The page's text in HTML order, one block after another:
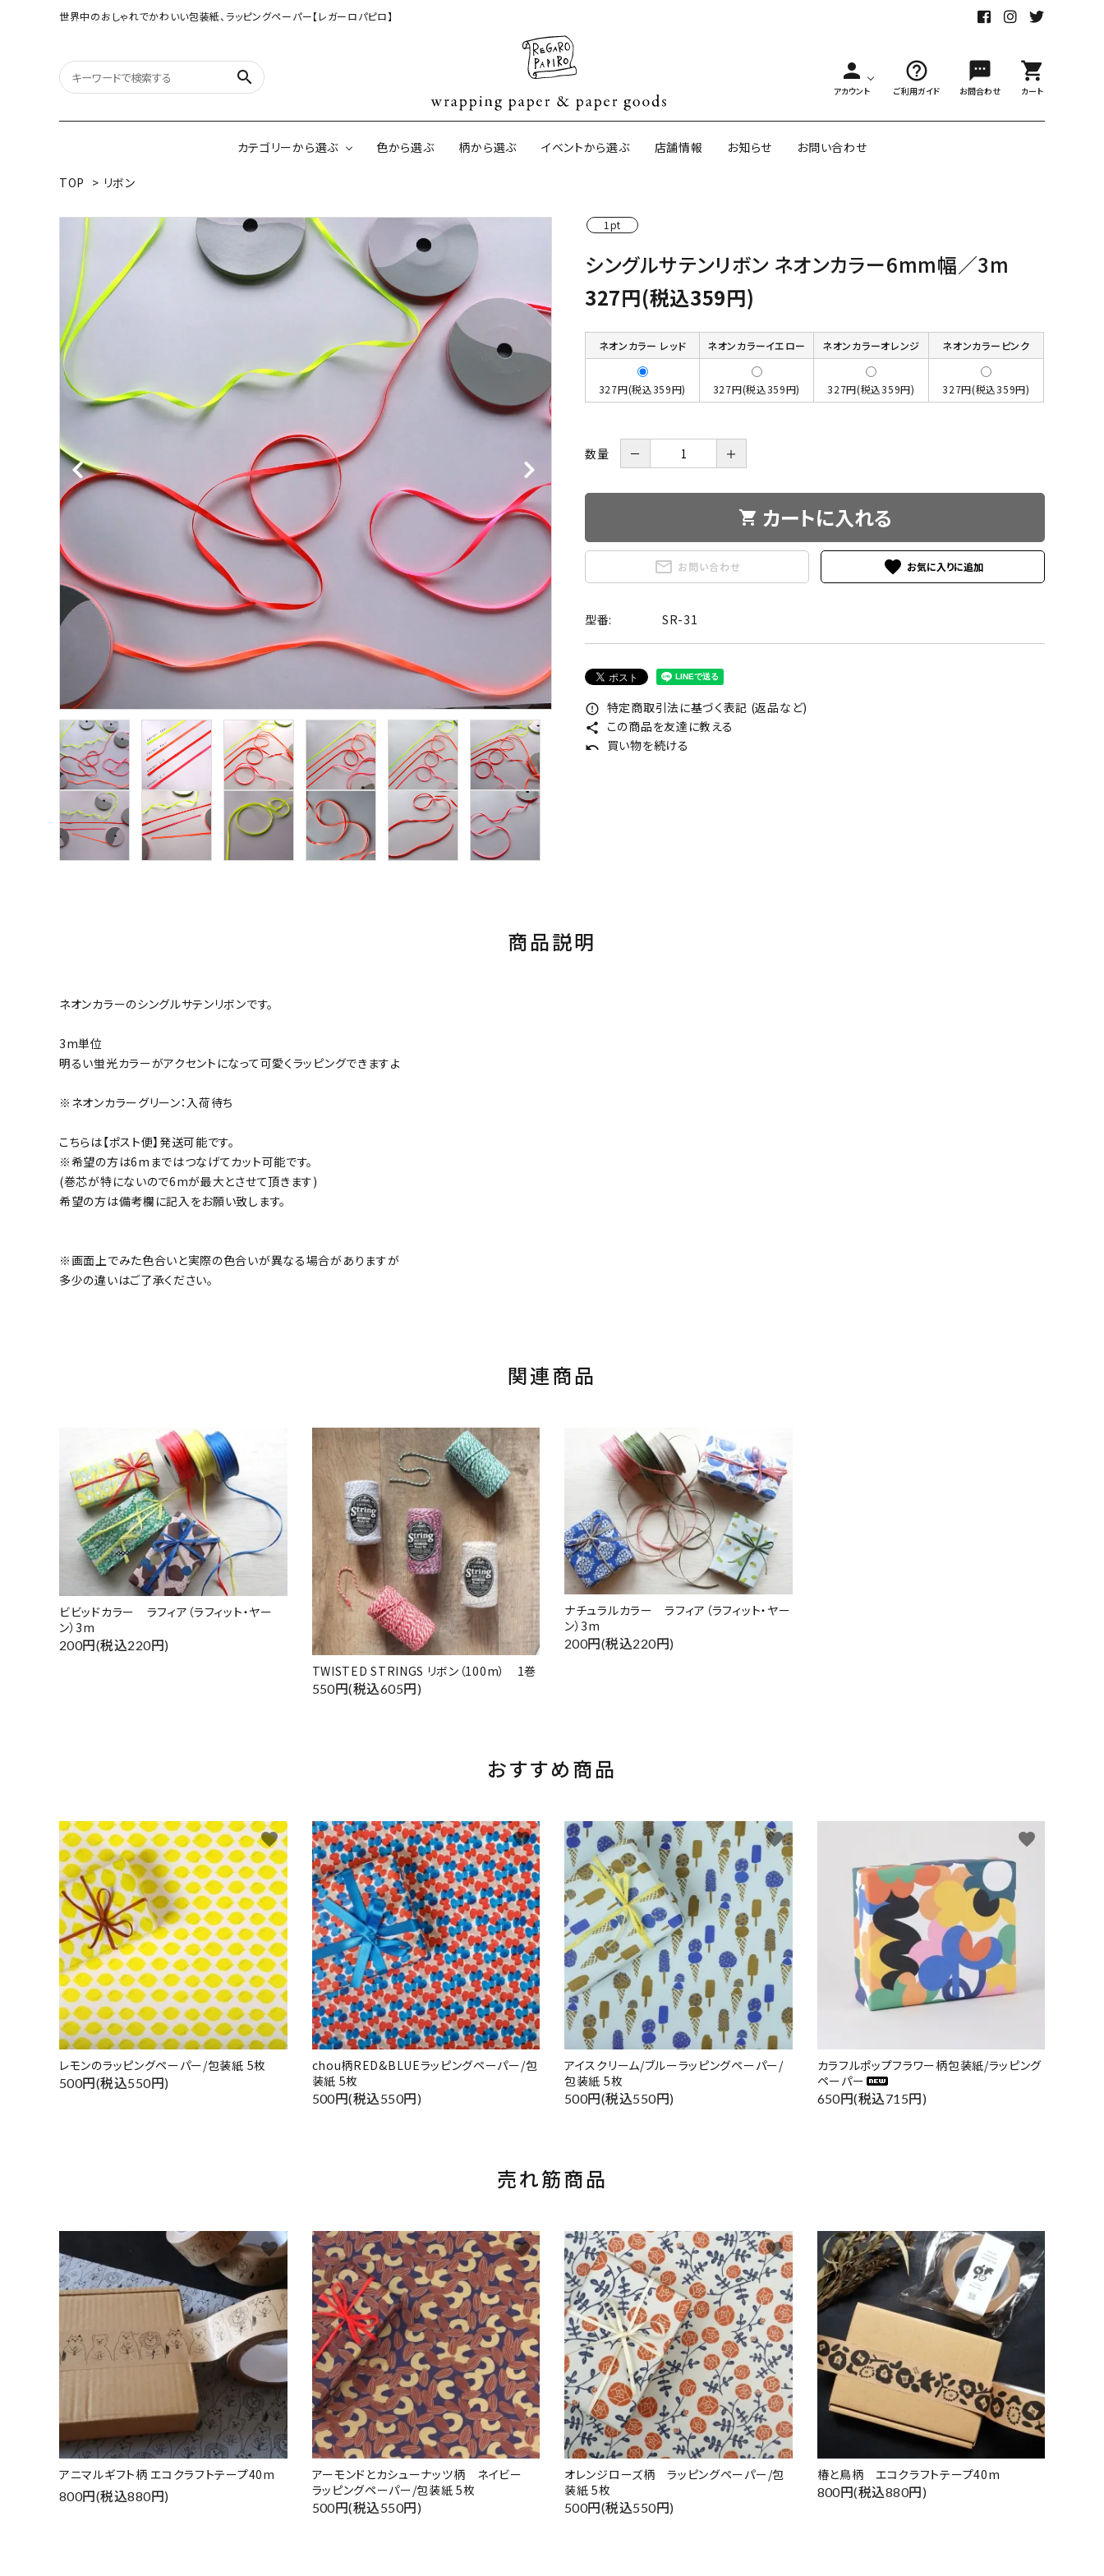
世界中のおしゃれでかわいい包装紙、ラッピングペーパー【レガーロパピロ】
search person
アカウント
help_outline
ご利用ガイド
sms
お問合わせ
shopping_cart
カート
カテゴリーから選ぶ
オリジナル包装紙
（A3相当サイズ）
【大判サイズ】オリジナル包装紙 和紙の包装紙(CAGWA paper)
サイズオーダー受注生産
ネパールの手漉き包装紙
インドのハンドプリントコットン
イギリスのモダン包装紙 イギリスの両面包装紙
ボタニカルダブルサイド包装紙 韓国のデザインペーパー 日本のペーパーブランド ラッピング用リボン・紐 アウトレットセール
色から選ぶ 柄から選ぶ イベントから選ぶ 店舗情報 お知らせ お問い合わせ
TOP > リボン
1pt
シングルサテンリボン ネオンカラー6mm幅／3m
327円(税込359円)
ネオンカラー レッド ネオンカラーイエロー ネオンカラーオレンジ ネオンカラーピンク
327円(税込359円) 327円(税込359円) 327円(税込359円) 327円(税込359円)
数量 － ＋
shopping_cart カートに入れる
mail_outline お問い合わせ favorite
型番: SR-31
error_outline 特定商取引法に基づく表記 (返品など)
share この商品を友達に教える
undo 買い物を続ける
商品説明
ネオンカラーのシングルサテンリボンです。
3m単位
明るい蛍光カラーがアクセントになって可愛くラッピングできますよ
※ネオンカラーグリーン：入荷待ち
こちらは【ポスト便】発送可能です。
※希望の方は6mまではつなげてカット可能です。
(巻芯が特にないので6mが最大とさせて頂きます)
希望の方は備考欄に記入をお願い致します。
※画面上でみた色合いと実際の色合いが異なる場合がありますが
多少の違いはご了承ください。
関連商品
ビビッドカラー ラフィア（ラフィット・ヤー
ン）3m
200円(税込220円)
TWISTED STRINGS リボン（100m） 1巻
550円(税込605円)
ナチュラルカラー ラフィア（ラフィット・ヤー
ン）3m
200円(税込220円)
おすすめ商品
レモンのラッピングペーパー/包装紙 5枚
500円(税込550円)
favorite
chou柄RED&BLUEラッピングペーパー/包
装紙 5枚
500円(税込550円)
favorite
アイスクリーム/ブルーラッピングペーパー/
包装紙 5枚
500円(税込550円)
favorite
カラフルポップフラワー柄包装紙/ラッピング
ペーパー
650円(税込715円)
favorite
売れ筋商品
アニマルギフト柄 エコクラフトテープ40m
800円(税込880円)
favorite
アーモンドとカシューナッツ柄 ネイビー
ラッピングペーパー/包装紙 5枚
500円(税込550円)
favorite
オレンジローズ柄 ラッピングペーパー/包
装紙 5枚
500円(税込550円)
favorite
椿と鳥柄 エコクラフトテープ40m
800円(税込880円)
favorite